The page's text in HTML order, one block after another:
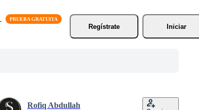
Regístrate
Iniciar
Rofiq Abdullah